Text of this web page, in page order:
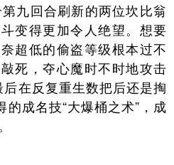
九回合刷新的两位坎比翁
变得更加令人绝望。想要
超低的偷盗等级根本过不
死，夺心魔时不时地攻击
在反复重生数把后还是掏
的成名技“大爆桶之术”，成